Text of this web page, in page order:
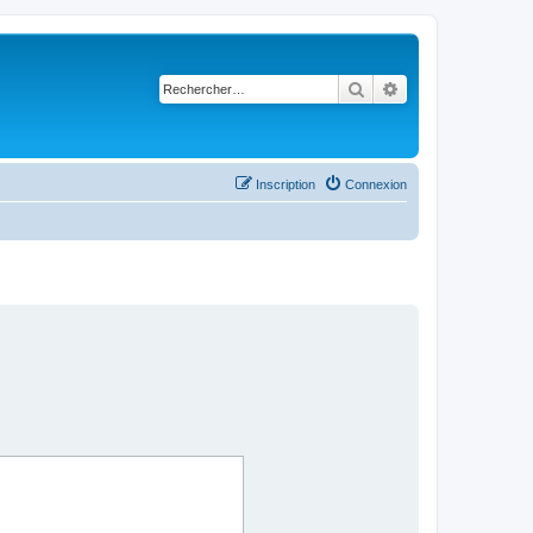
Rechercher
Connexion
Inscription